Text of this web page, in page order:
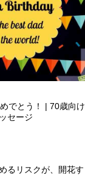
でとう！ | 70歳向け
セージ
るリスクが、開花す